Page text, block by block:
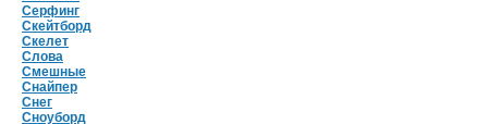
Серфинг
Скейтборд
Скелет
Слова
Смешные
Снайпер
Снег
Сноуборд